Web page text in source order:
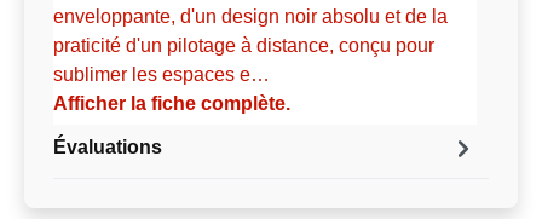
enveloppante, d'un design noir absolu et de la
praticité d'un pilotage à distance, conçu pour
sublimer les espaces e…
Afficher la fiche complète.
Évaluations